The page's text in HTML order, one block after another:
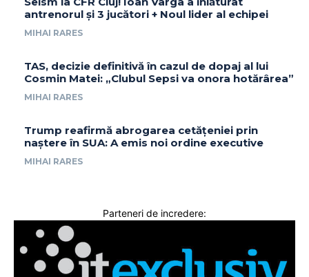
antrenorul și 3 jucători + Noul lider al echipei
MIHAI RARES
TAS, decizie definitivă în cazul de dopaj al lui
Cosmin Matei: „Clubul Sepsi va onora hotărârea”
MIHAI RARES
Trump reafirmă abrogarea cetățeniei prin
naștere în SUA: A emis noi ordine executive
MIHAI RARES
Parteneri de incredere: